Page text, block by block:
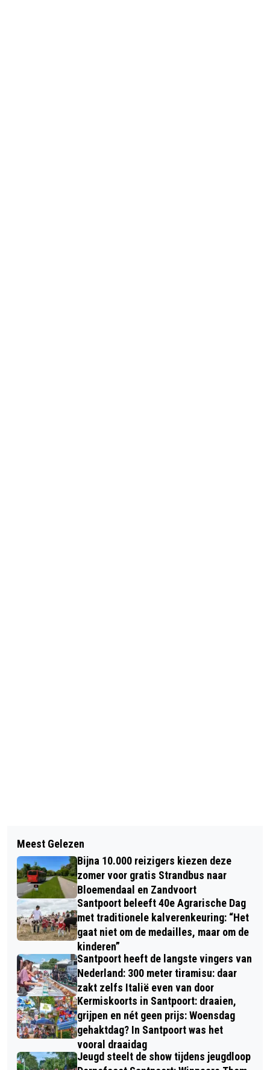
BEGRAFENISCAKE DE GROTE
DOODDOENER?
VRIJDAG & ZATERDAG VOOR
PINKSTEREN: HAARLEMSE LUI DIE
NOOIT LAK HEBBEN AAN GEZELLIGE
POTJESMARKT
Meest Gelezen
Bijna 10.000 reizigers kiezen deze
zomer voor gratis Strandbus naar
Bloemendaal en Zandvoort
Santpoort beleeft 40e Agrarische Dag
met traditionele kalverenkeuring: “Het
gaat niet om de medailles, maar om de
kinderen”
Santpoort heeft de langste vingers van
Nederland: 300 meter tiramisu: daar
zakt zelfs Italië even van door
Kermiskoorts in Santpoort: draaien,
grijpen en nét geen prijs: Woensdag
gehaktdag? In Santpoort was het
vooral draaidag
Jeugd steelt de show tijdens jeugdloop